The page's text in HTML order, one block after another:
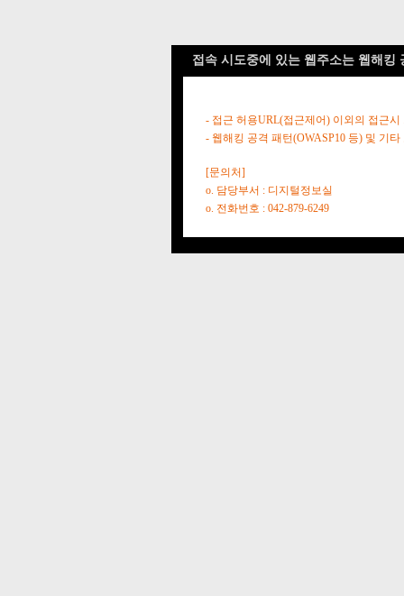
접속 시도중에 있는 웹주소는 웹해킹
- 접근 허용URL(접근제어) 이외의 접근시
- 웹해킹 공격 패턴(OWASP10 등) 및 기
[문의처]
o. 담당부서 : 디지털정보실
o. 전화번호 : 042-879-6249